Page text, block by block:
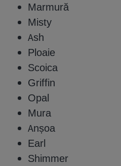
Marmură
Misty
Ash
Ploaie
Scoica
Griffin
Opal
Mura
Anșoa
Earl
Shimmer